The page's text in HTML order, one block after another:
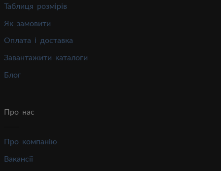
Таблиця розмірів
Як замовити
Оплата і доставка
Завантажити каталоги
Блог
Про нас
Про компанію
Вакансії